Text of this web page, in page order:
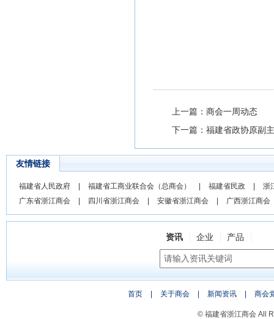
上一篇：商会一周动态
下一篇：福建省政协原副
友情链接
福建省人民政府 福建省工商业联合会（总商会） 福建省民政
浙
广东省浙江商会
四川省浙江商会 安徽省浙江商会 广西浙江商会
资讯 企业 产品
首页 关于商会 新闻资讯 商会
© 福建省浙江商会 All